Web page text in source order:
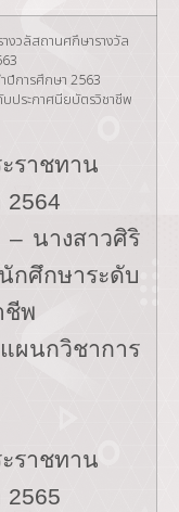
งวลัสถานศกึษารางวัล
ปีการศึกษา 2563
ประกาศนียบัตรวิชาชีพ
ราชทาน
2564
าวศิริ
ศึกษาระดับ
ชีพ
วิชาการ
ร
ราชทาน
2565